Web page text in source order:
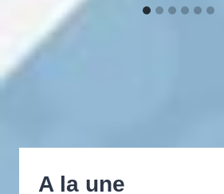
A la une